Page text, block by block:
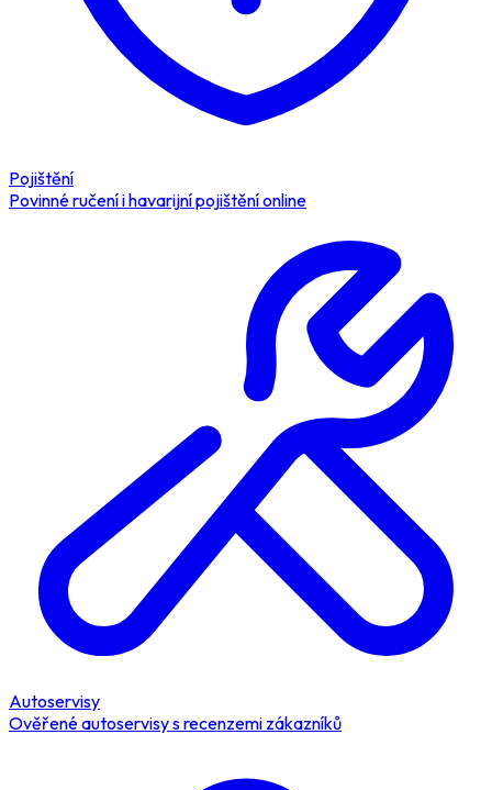
Pojištění
Povinné ručení i havarijní pojištění online
Autoservisy
Ověřené autoservisy s recenzemi zákazníků